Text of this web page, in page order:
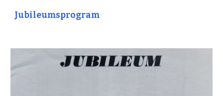
Jubileumsprogram